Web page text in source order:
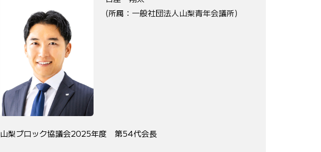
(所属：一般社団法人山梨青年会議所)
山梨ブロック協議会2025年度 第54代会長